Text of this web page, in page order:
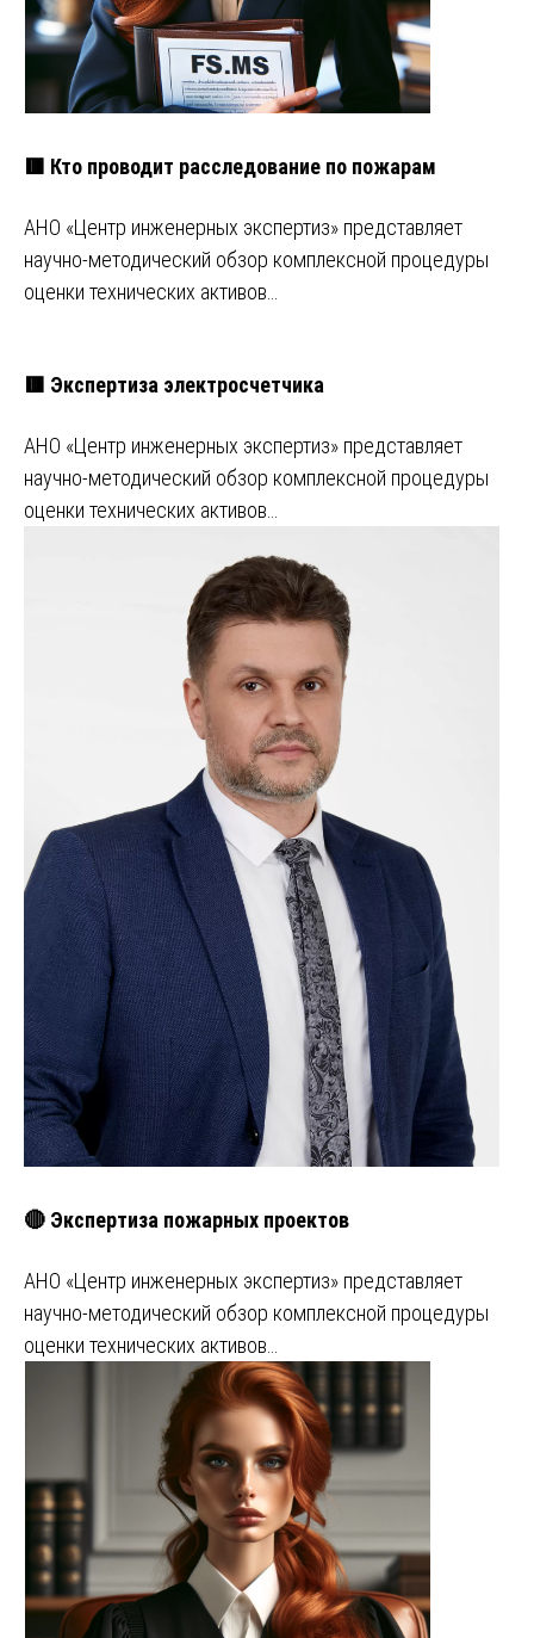
🟥 Кто проводит расследование по пожарам
АНО «Центр инженерных экспертиз» представляет
научно-методический обзор комплексной процедуры
оценки технических активов…
🟥 Экспертиза электросчетчика
АНО «Центр инженерных экспертиз» представляет
научно-методический обзор комплексной процедуры
оценки технических активов…
🔴 Экспертиза пожарных проектов
АНО «Центр инженерных экспертиз» представляет
научно-методический обзор комплексной процедуры
оценки технических активов…